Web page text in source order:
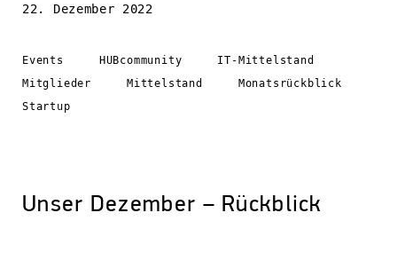
22. Dezember 2022
Events HUBcommunity
IT-Mittelstand
Mitglieder
Mittelstand
Monatsrückblick
Startup
Unser Dezember – Rückblick